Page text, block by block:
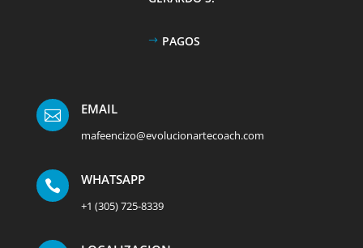
PAGOS
 EMAIL
mafeencizo@evolucionartecoach.com
 WHATSAPP
+1 (305) 725-8339